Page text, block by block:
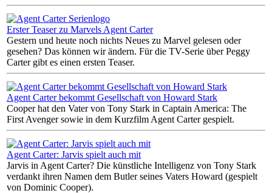
Erster Teaser zu Marvels Agent Carter
Gestern und heute noch nichts Neues zu Marvel gelesen oder
gesehen? Das können wir ändern. Für die TV-Serie über Peggy
Carter gibt es einen ersten Teaser.
Agent Carter bekommt Gesellschaft von Howard Stark
Cooper hat den Vater von Tony Stark in Captain America: The
First Avenger sowie in dem Kurzfilm Agent Carter gespielt.
Agent Carter: Jarvis spielt auch mit
Jarvis in Agent Carter? Die künstliche Intelligenz von Tony Stark
verdankt ihren Namen dem Butler seines Vaters Howard (gespielt
von Dominic Cooper).